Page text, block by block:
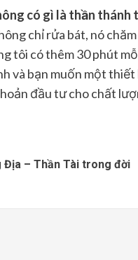
có gì là thần
chỉ rửa bát, nó
tôi có thêm 30 phút
và bạn muốn một
đầu tư cho chất
Địa – Thần Tài trong đời